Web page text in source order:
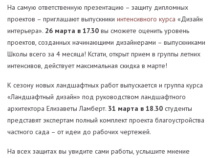
На самую ответственную презентацию – защиту дипломных
проектов – приглашают выпускники интенсивного курса «Дизайн
интерьера». 26 марта в 17.30 вы сможете оценить уровень
проектов, созданных начинающими дизайнерами – выпускниками
Школы всего за 4 месяца! Кстати, открыт прием в группы летних
интенсивов, действует максимальная скидка в марте!
К сезону новых ландшафтных работ выпускается и группа курса
«Ландшафтный дизайн» под руководством ландшафтного
архитектора Елизаветы Ламберт. 31 марта в 18.30 студенты
представят экспертам полный комплект проекта благоустройства
частного сада – от идеи до рабочих чертежей.
На всех защитах вы увидите сами работы, услышите мнение